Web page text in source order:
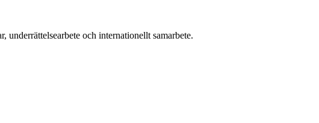
och internationellt samarbete.